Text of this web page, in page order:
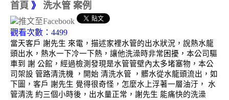
首頁 》 洗水管 案例
觀看次數：4499
當天客戶 謝先生 來電，描述家裡水管的出水狀況，說熱水龍
頭出水，熱水一下冷一下熱，讓他洗澡時非常困擾，本公司驅
車到 謝 公館，經過檢測發現是水管管壁內太多堵塞物，本公
司架設 管路清洗機 ，開始 清洗水管 ，髒水從水龍頭流出，如
下圖，客戶 謝先生 覺得很奇怪，怎麼水上浮著一層油汙， 水
管清洗 約三個小時後，出水量正常，謝先生 能痛快的洗澡